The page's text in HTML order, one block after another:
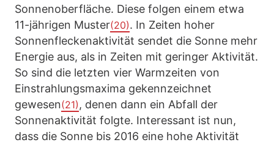
Sonnenoberfläche. Diese folgen einem etwa
11-jährigen Muster(20). In Zeiten hoher
Sonnenfleckenaktivität sendet die Sonne mehr
Energie aus, als in Zeiten mit geringer Aktivität.
So sind die letzten vier Warmzeiten von
Einstrahlungsmaxima gekennzeichnet
gewesen(21) , denen dann ein Abfall der
Sonnenaktivität folgte. Interessant ist nun,
dass die Sonne bis 2016 eine hohe Aktivität